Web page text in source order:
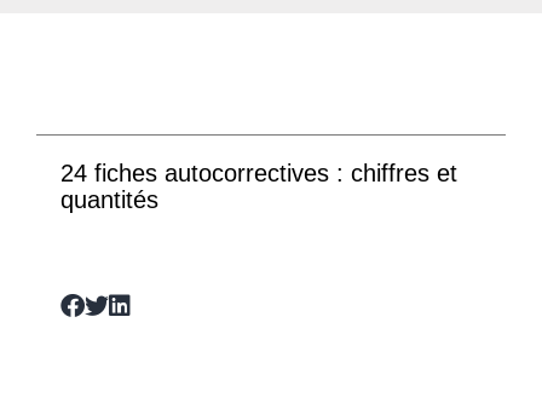
24 fiches autocorrectives : chiffres et
quantités